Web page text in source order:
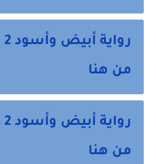
من هنا
من هنا